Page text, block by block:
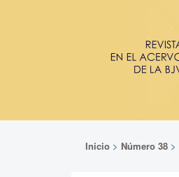
Inicio > Número 38 >